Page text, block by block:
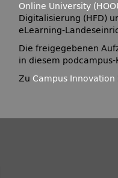
Online University
Digitalisierung (HFD)
eLearning-
Die freigegebenen
in diesem
Zu Campus